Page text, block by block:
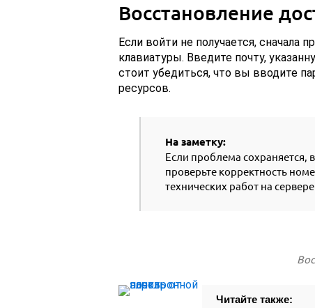
Восстановление
Если войти не получается, сначала
клавиатуры. Введите почту,
стоит убедиться, что вы вводите
ресурсов.
На заметку:
Если проблема сохраняется,
проверьте корректность
технических работ на сервере
Читайте также: